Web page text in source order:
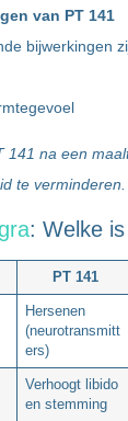
van PT 141
bijwerkingen
141 na een
te verminderen.
: Welke
PT 141
Hersenen
(neurotransmitt
ers)
Verhoogt libido
en stemming